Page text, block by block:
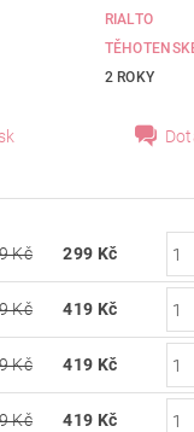
RIALTO
2 ROKY
Kč 299 Kč
Kč 419 Kč
Kč 419 Kč
Kč 419 Kč